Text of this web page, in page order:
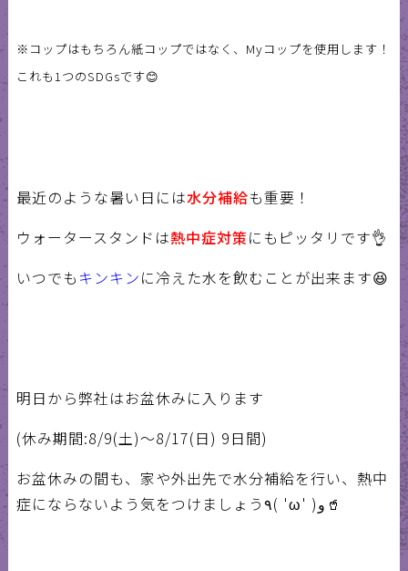
※コップはもちろん紙コップではなく、Myコップを使用します！
これも1つのSDGsです😊
最近のような暑い日には水分補給も重要！
ウォータースタンドは熱中症対策にもピッタリです👌
いつでも キンキンに冷えた水を飲むことが出来ます😆
明日から弊社はお盆休みに入ります
(休み期間:8/9(土)〜8/17(日) 9日間)
お盆休みの間も、家や外出先で水分補給を行い、熱中
症にならないよう気をつけましょう٩( 'ω' )و🥤